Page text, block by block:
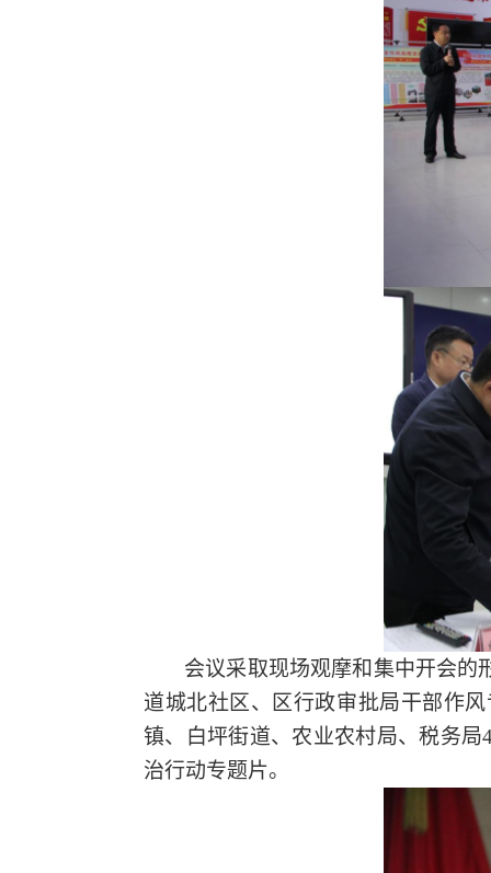
会议采取现场观摩和集中开会的
道城北社区、区行政审批局干部作
镇、白坪街道、农业农村局、税务局
治行动专题片。